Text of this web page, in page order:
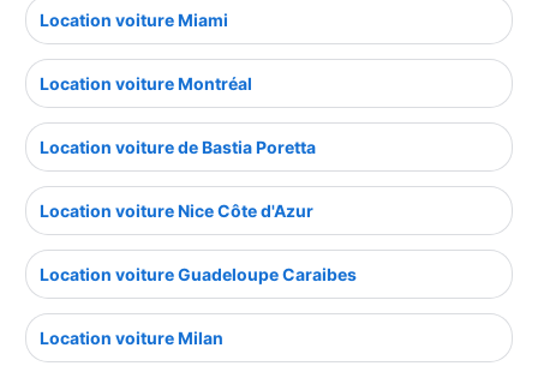
Location voiture Miami
Location voiture Montréal
Location voiture de Bastia Poretta
Location voiture Nice Côte d'Azur
Location voiture Guadeloupe Caraibes
Location voiture Milan